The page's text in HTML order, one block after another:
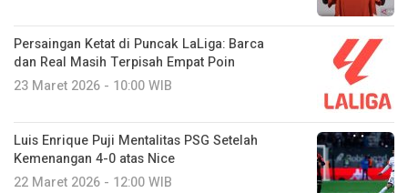
Persaingan Ketat di Puncak LaLiga: Barca
dan Real Masih Terpisah Empat Poin
23 Maret 2026 - 10:00 WIB
Luis Enrique Puji Mentalitas PSG Setelah
Kemenangan 4-0 atas Nice
22 Maret 2026 - 12:00 WIB